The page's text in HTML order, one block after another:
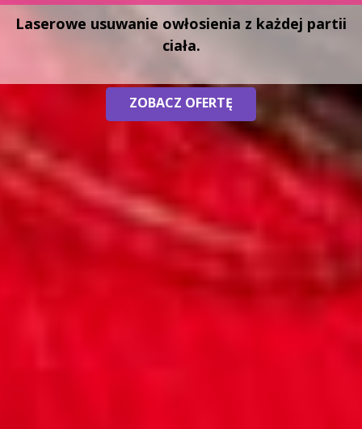
Laserowe usuwanie owłosienia z każdej partii
ciała.
ZOBACZ OFERTĘ